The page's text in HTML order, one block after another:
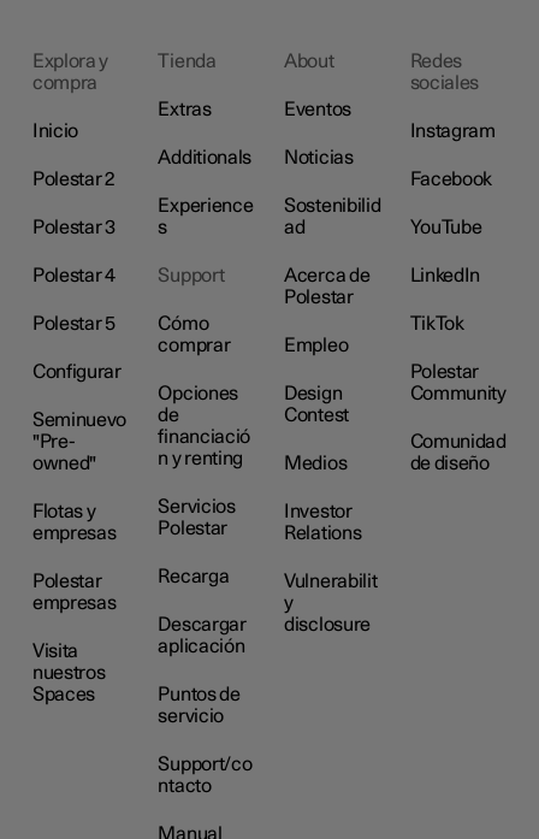
Explora y
compra
Inicio
Polestar 2
Polestar 3
Polestar 4
Polestar 5
Configurar
Seminuevo
"Pre-
owned"
Flotas y
empresas
Polestar
empresas
Visita
nuestros
Spaces
Tienda
Extras
Additionals
Experience
s
Support
Cómo
comprar
Opciones
de
financiació
n y renting
Servicios
Polestar
Recarga
Descargar
aplicación
Puntos de
servicio
Support/co
ntacto
Manual
About
Eventos
Noticias
Sostenibilid
ad
Acerca de
Polestar
Empleo
Design
Contest
Medios
Investor
Relations
Vulnerabilit
y
disclosure
Redes
sociales
Instagram
Facebook
YouTube
LinkedIn
TikTok
Polestar
Community
Comunidad
de diseño